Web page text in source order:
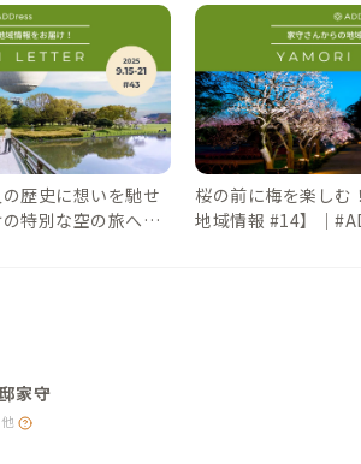
歴史に想いを馳せ
特別な空の旅へ
桜の前に梅を楽しむ
地域情報 #14】｜
家守
他